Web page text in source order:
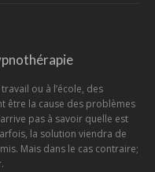
ou à l’école, des
être la cause des problèmes
pas à savoir quelle est
la solution viendra de
Mais dans le cas contraire;